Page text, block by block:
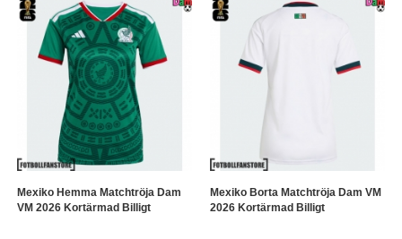
Mexiko Hemma Matchtröja Dam
VM 2026 Kortärmad Billigt
Mexiko Borta Matchtröja Dam VM
2026 Kortärmad Billigt